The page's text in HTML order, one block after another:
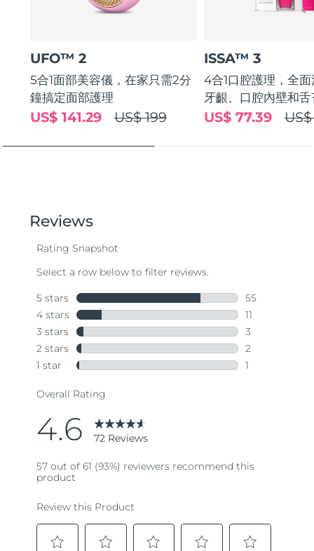
UFO™ 2
5合1面部美容儀，在家只需2分
鐘搞定面部護理
US$ 199
US$ 141.29
ISSA™ 3
4合1口腔護理，全
牙齦、口腔內壁和
US$ 77.39